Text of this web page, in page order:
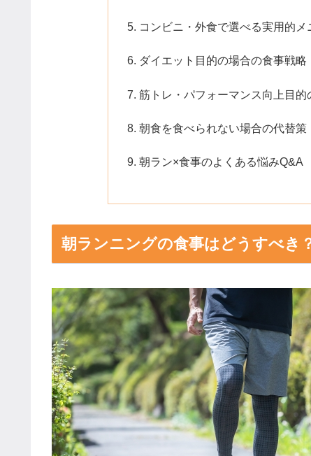
コンビニ・外食で選べる実用的メ
ダイエット目的の場合の食事戦略
筋トレ・パフォーマンス向上目的
朝食を食べられない場合の代替策
朝ラン×食事のよくある悩みQ&A
朝ランニングの食事はどうすべき